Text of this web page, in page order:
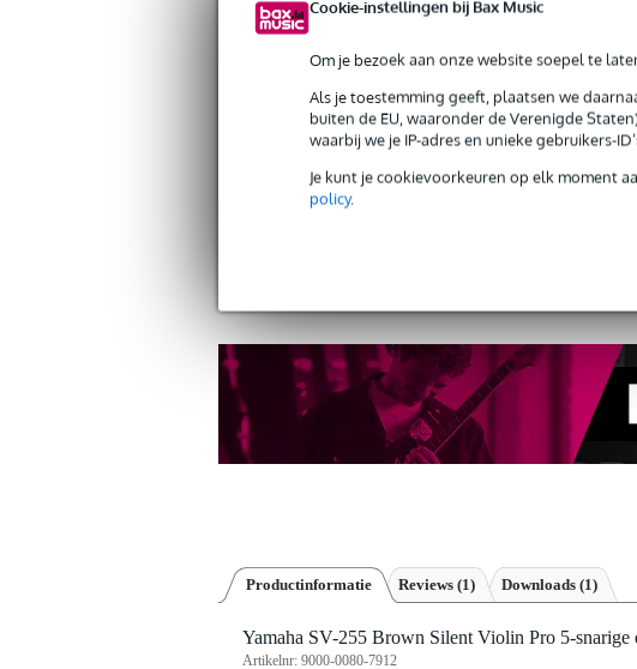
Cookie-instellingen bij Bax Music
Om je bezoek aan onze website soepel te
Als je toestemming geeft, plaatsen we
buiten de EU, waaronder de Verenigde
waarbij we je IP-adres en unieke gebruikers-
Je kunt je cookievoorkeuren op elk moment
policy.
Productinformatie Reviews (1) Downloads (1)
Yamaha SV-255 Brown Silent Violin Pro 5-snarige
Artikelnr: 9000-0080-7912